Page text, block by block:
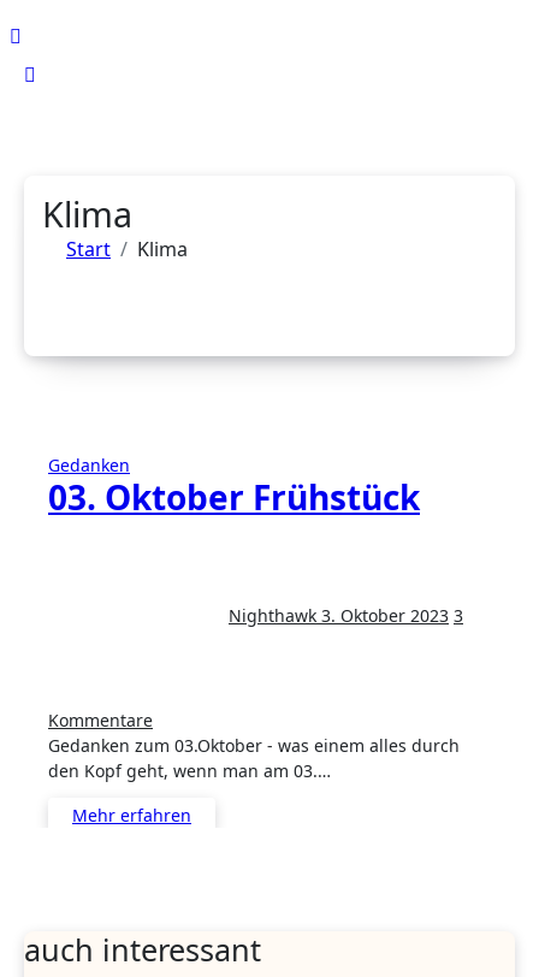
Klima
Start Klima
Gedanken
03. Oktober Frühstück
Nighthawk 3. Oktober 2023 3
Kommentare
Gedanken zum 03.Oktober - was einem alles durch
den Kopf geht, wenn man am 03.…
Mehr erfahren
auch interessant